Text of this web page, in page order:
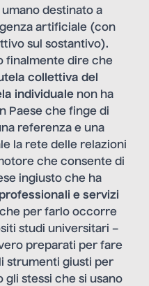
destinato a
artificiale (con
sul sostantivo).
finalmente dire che
collettiva del
individuale non ha
Paese che finge di
referenza e una
la rete delle relazioni
che consente di
ingiusto che ha
e servizi
che per farlo occorre
studi universitari –
preparati per fare
strumenti giusti per
stessi che si usano